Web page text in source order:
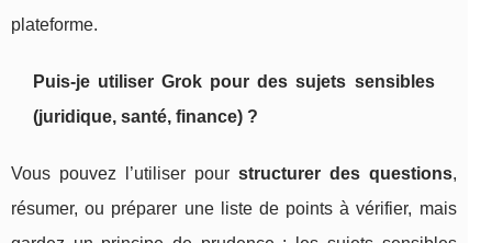
plateforme.
Puis-je utiliser Grok pour des sujets sensibles
(juridique, santé, finance) ?
Vous pouvez l’utiliser pour structurer des questions,
résumer, ou préparer une liste de points à vérifier, mais